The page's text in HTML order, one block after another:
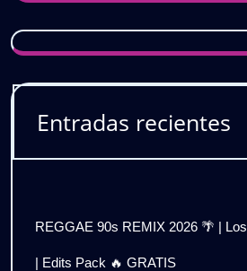
Entradas recientes
REGGAE 90s REMIX 2026 🌴 |
| Edits Pack 🔥 GRATIS